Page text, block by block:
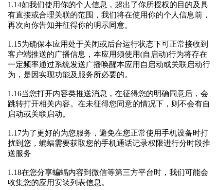
1.14如我们使用你的个人信息，超出了你所授权的目的及具
有直接或合理关联的范围，我们将在使用你的个人信息前，
再次向你告知并征得你的明示同意。
1.15为确保本应用处于关闭或后台运行状态下可正常接收到
客户端推送的广播信息，本应用须使用(自启动)行为将存在
一定频率通过系统发送广播唤醒本应用自启动或关联启动行
为，是因实现功能及服务所必要的。
1.16当您打开内容类推送消息，在征得您的明确同意后，会
跳转打开相关内容。在未征得您同意的情况下，则不会有自
启动或关联启动。
1.17为了更好的为您服务，避免在您正常使用手机设备时打
扰到您，蝙蝠需要获取您的手机通话记录权限进行分时段推
送服务
1.18在您分享蝙蝠内容到微信等第三方平台时，我们可能会
收集您的应用安装列表信息。